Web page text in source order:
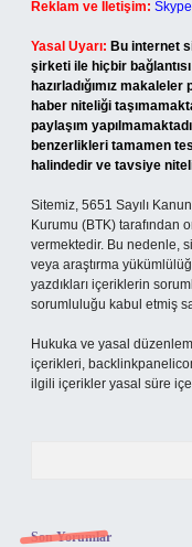
Reklam ve İletişim:
Yasal Uyarı: Bu internet
şirketi ile hiçbir
hazırladığımız
haber niteliği
paylaşım
benzerlikleri tamamen
halindedir ve tavsiye
Sitemiz, 5651 Sayılı
Kurumu (BTK) tarafından
vermektedir. Bu nedenle,
veya araştırma
yazdıkları içeriklerin
sorumluluğu kabul etmiş
Hukuka ve yasal
içerikleri,
ilgili içerikler yasal süre
Son Yorumlar